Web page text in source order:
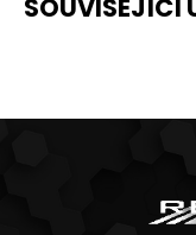
SOUVISEJÍCÍ